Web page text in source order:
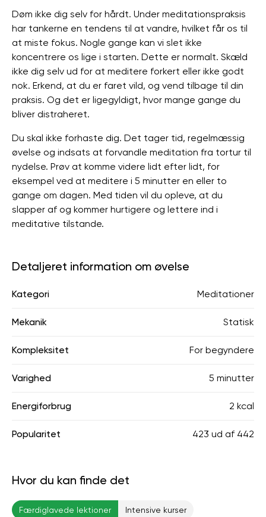
Døm ikke dig selv for hårdt. Under meditationspraksis
har tankerne en tendens til at vandre, hvilket får os til
at miste fokus. Nogle gange kan vi slet ikke
koncentrere os lige i starten. Dette er normalt. Skæld
ikke dig selv ud for at meditere forkert eller ikke godt
nok. Erkend, at du er faret vild, og vend tilbage til din
praksis. Og det er ligegyldigt, hvor mange gange du
bliver distraheret.
Du skal ikke forhaste dig. Det tager tid, regelmæssig
øvelse og indsats at forvandle meditation fra tortur til
nydelse. Prøv at komme videre lidt efter lidt, for
eksempel ved at meditere i 5 minutter en eller to
gange om dagen. Med tiden vil du opleve, at du
slapper af og kommer hurtigere og lettere ind i
meditative tilstande.
Detaljeret information om øvelse
Kategori Meditationer
Mekanik Statisk
Kompleksitet For begyndere
Varighed 5 minutter
Energiforbrug 2 kcal
Popularitet 423 ud af 442
Hvor du kan finde det
Færdiglavede lektioner Intensive kurser